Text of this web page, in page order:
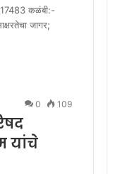
कळंबी:-
जागर;
0 109
यांचे